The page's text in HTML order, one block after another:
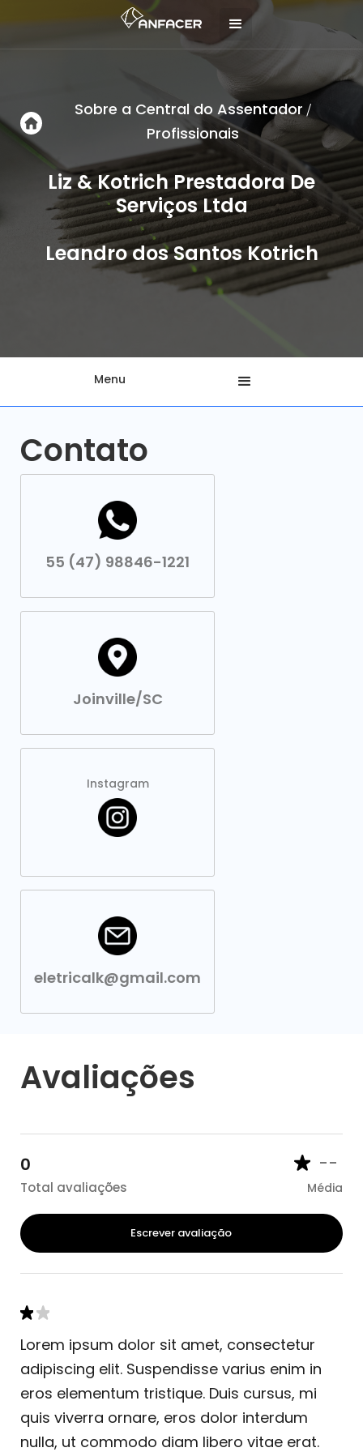
Sobre a Central do Assentador /
Profissionais
Liz & Kotrich Prestadora De
Serviços Ltda
Leandro dos Santos Kotrich
Menu
Contato
55 (47) 98846-1221
Joinville/SC
Instagram
eletricalk@gmail.com
Avaliações
0
Total avaliações
--
Média
Escrever avaliação
Lorem ipsum dolor sit amet, consectetur
adipiscing elit. Suspendisse varius enim in
eros elementum tristique. Duis cursus, mi
quis viverra ornare, eros dolor interdum
nulla, ut commodo diam libero vitae erat.